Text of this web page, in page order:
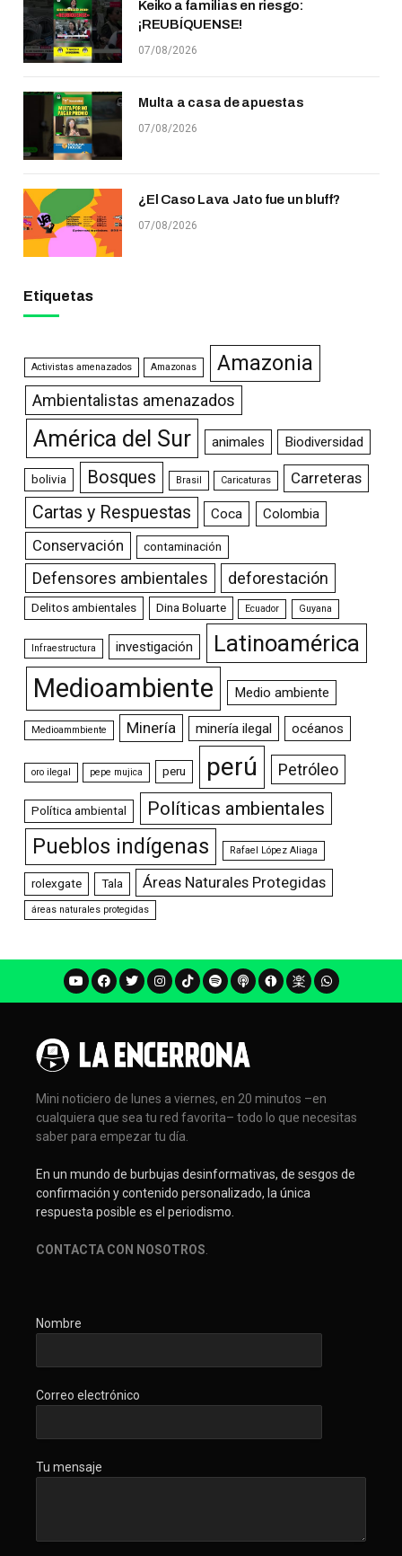
Keiko a familias en riesgo:
¡REUBÍQUENSE!
07/08/2026
Multa a casa de apuestas
07/08/2026
¿El Caso Lava Jato fue un bluff?
07/08/2026
Etiquetas
Activistas amenazados Amazonas Amazonia
Ambientalistas amenazados
América del Sur animales Biodiversidad
bolivia Bosques Brasil Caricaturas Carreteras
Cartas y Respuestas Coca Colombia
Conservación contaminación
Defensores ambientales deforestación
Delitos ambientales Dina Boluarte Ecuador Guyana
Infraestructura investigación Latinoamérica
Medioambiente Medio ambiente
Medioammbiente Minería minería ilegal océanos
oro ilegal pepe mujica peru perú Petróleo
Política ambiental Políticas ambientales
Pueblos indígenas Rafael López Aliaga
rolexgate Tala Áreas Naturales Protegidas
áreas naturales protegidas
Mini noticiero de lunes a viernes, en 20 minutos –en
cualquiera que sea tu red favorita– todo lo que necesitas
saber para empezar tu día.
En un mundo de burbujas desinformativas, de sesgos de
confirmación y contenido personalizado, la única
respuesta posible es el periodismo.
CONTACTA CON NOSOTROS
Nombre
Correo electrónico
Tu mensaje